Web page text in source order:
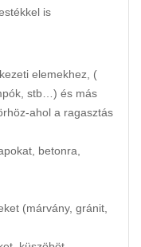
is
elemekhez, (
stb…) és más
ahol a ragasztás
betonra,
(márvány, gránit,